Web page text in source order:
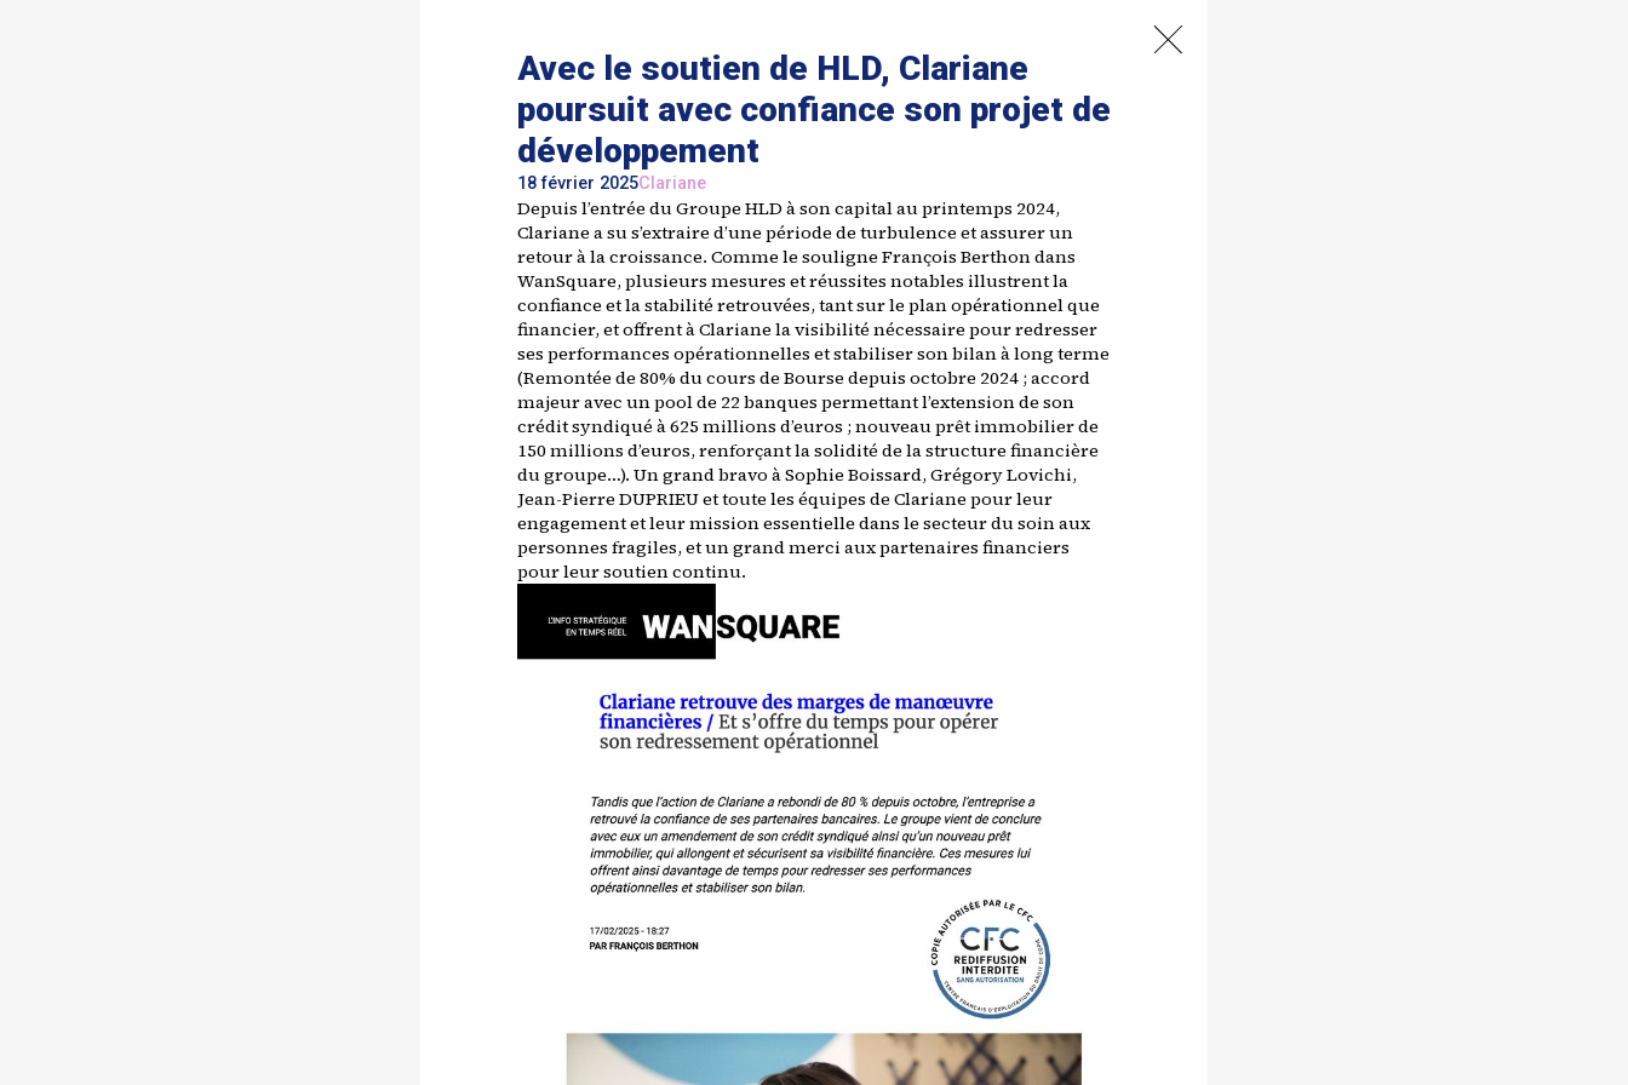
Avec le soutien de HLD, Clariane
poursuit avec confiance son projet de
développement
18 février 2025Clariane
Depuis l’entrée du Groupe HLD à son capital au printemps 2024,
Clariane a su s’extraire d’une période de turbulence et assurer un
retour à la croissance. Comme le souligne François Berthon dans
WanSquare, plusieurs mesures et réussites notables illustrent la
confiance et la stabilité retrouvées, tant sur le plan opérationnel que
financier, et offrent à Clariane la visibilité nécessaire pour redresser
ses performances opérationnelles et stabiliser son bilan à long terme
(Remontée de 80% du cours de Bourse depuis octobre 2024 ; accord
majeur avec un pool de 22 banques permettant l’extension de son
crédit syndiqué à 625 millions d’euros ; nouveau prêt immobilier de
150 millions d’euros, renforçant la solidité de la structure financière
du groupe…). Un grand bravo à Sophie Boissard, Grégory Lovichi,
Jean-Pierre DUPRIEU et toute les équipes de Clariane pour leur
engagement et leur mission essentielle dans le secteur du soin aux
personnes fragiles, et un grand merci aux partenaires financiers
pour leur soutien continu.